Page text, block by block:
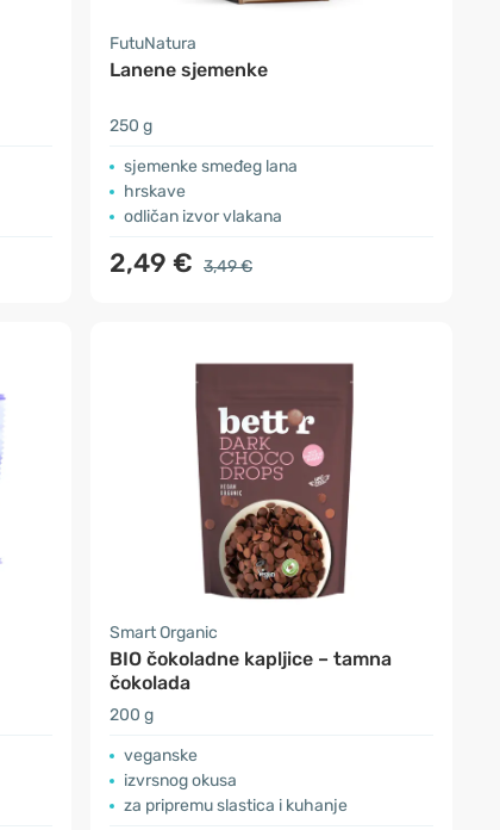
FutuNatura
Lanene sjemenke
250 g
sjemenke smeđeg lana
hrskave
odličan izvor vlakana
2,49 € 3,49 €
Smart Organic
BIO čokoladne kapljice – tamna
čokolada
200 g
veganske
izvrsnog okusa
za pripremu slastica i kuhanje